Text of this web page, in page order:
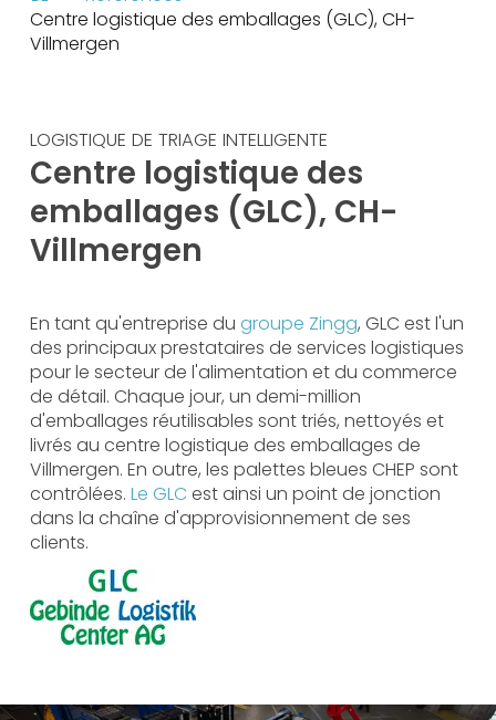
Centre logistique des emballages (GLC), CH-
Villmergen
Centre logistique des
emballages (GLC), CH-
Villmergen
LOGISTIQUE DE TRIAGE INTELLIGENTE
En tant qu'entreprise du groupe Zingg, GLC est l'un
des principaux prestataires de services logistiques
pour le secteur de l'alimentation et du commerce
de détail. Chaque jour, un demi-million
d'emballages réutilisables sont triés, nettoyés et
livrés au centre logistique des emballages de
Villmergen. En outre, les palettes bleues CHEP sont
contrôlées. Le GLC est ainsi un point de jonction
dans la chaîne d'approvisionnement de ses
clients.